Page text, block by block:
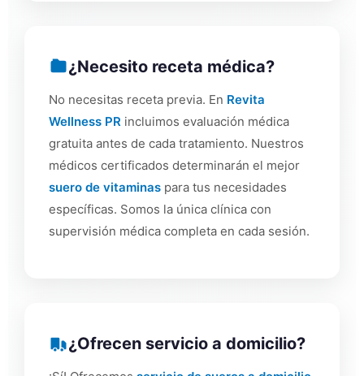
¿Necesito receta médica?
No necesitas receta previa. En Revita
Wellness PR incluimos evaluación médica
gratuita antes de cada tratamiento. Nuestros
médicos certificados determinarán el mejor
suero de vitaminas para tus necesidades
específicas. Somos la única clínica con
supervisión médica completa en cada sesión.
¿Ofrecen servicio a domicilio?